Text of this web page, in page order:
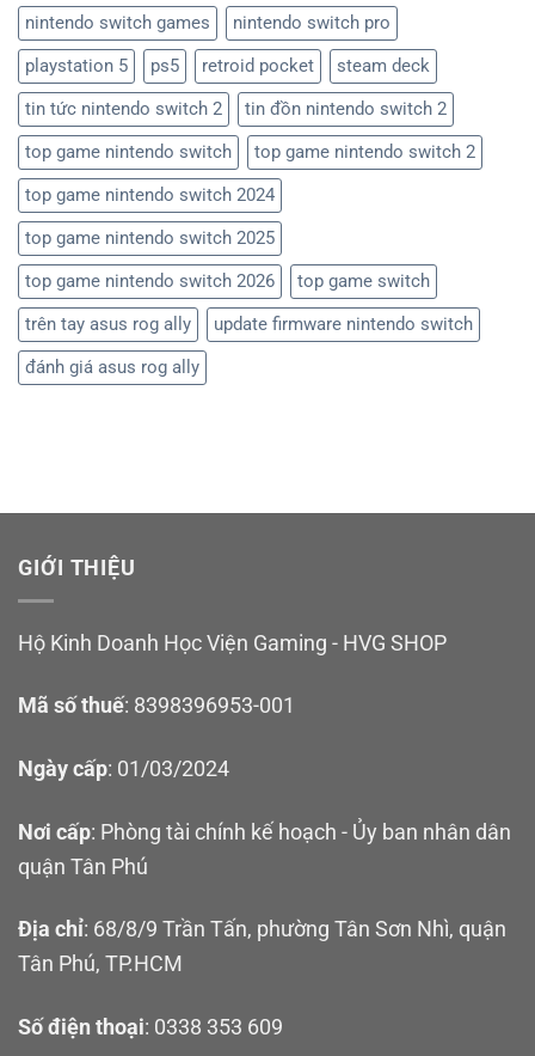
nintendo switch games
nintendo switch pro
playstation 5
ps5 retroid pocket
steam deck
tin tức nintendo switch 2
tin đồn nintendo switch 2
top game nintendo switch
top game nintendo switch 2
top game nintendo switch 2024
top game nintendo switch 2025
top game nintendo switch 2026
top game switch
trên tay asus rog ally
update firmware nintendo switch
đánh giá asus rog ally
GIỚI THIỆU
Hộ Kinh Doanh Học Viện Gaming - HVG SHOP
Mã số thuế: 8398396953-001
Ngày cấp: 01/03/2024
Nơi cấp: Phòng tài chính kế hoạch - Ủy ban nhân dân
quận Tân Phú
Địa chỉ: 68/8/9 Trần Tấn, phường Tân Sơn Nhì, quận
Tân Phú, TP.HCM
Số điện thoại: 0338 353 609